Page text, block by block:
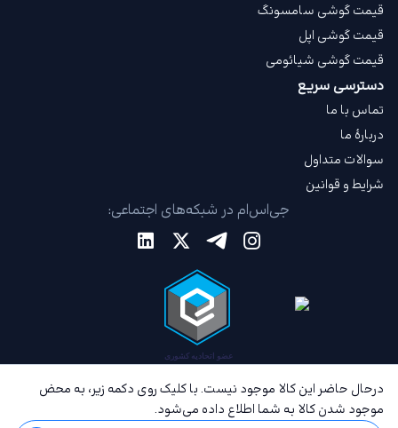
درحال حاضر این کالا موجود نیست. با کلیک روی دکمه زیر، به محض
موجود شدن کالا به شما اطلاع داده می‌شود.
قیمت گوشی سامسونگ
قیمت گوشی اپل
قیمت گوشی شیائومی
دسترسی سریع
تماس با ما
دربارهٔ ما
سوالات متداول
شرایط و قوانین
جی‌اس‌ام در شبکه‌های اجتماعی: